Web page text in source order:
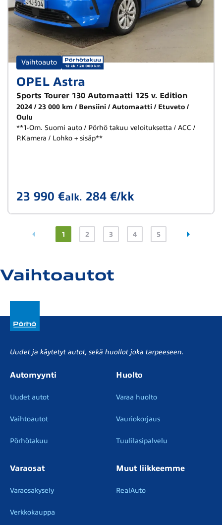
Vaihtoautot
Vaihtoauto
OPEL Astra
Sports Tourer 130 Automaatti 125 v. Edition
2024 23 000 km Bensiini Automaatti
Etuveto
Oulu
**1-Om. Suomi auto / Pörhö takuu veloituksetta / ACC /
P.Kamera / Lohko + sisäp**
23 990 €alk. 284 €/kk
1 2 3 4 5
Uudet ja käytetyt autot, sekä huollot joka tarpeeseen.
Automyynti
Uudet autot
Vaihtoautot
Pörhötakuu
Huolto
Varaa huolto
Vauriokorjaus
Tuulilasipalvelu
Varaosat
Varaosakysely
Verkkokauppa
Muut liikkeemme
RealAuto